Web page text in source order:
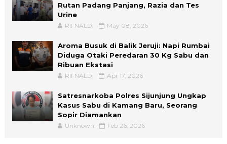
Rutan Padang Panjang, Razia dan Tes
Urine
RIFNALDI May 08, 2026
Aroma Busuk di Balik Jeruji: Napi Rumbai
Diduga Otaki Peredaran 30 Kg Sabu dan
Ribuan Ekstasi
RIFNALDI Apr 17, 2026
Satresnarkoba Polres Sijunjung Ungkap
Kasus Sabu di Kamang Baru, Seorang
Sopir Diamankan
Unknown Feb 26, 2026